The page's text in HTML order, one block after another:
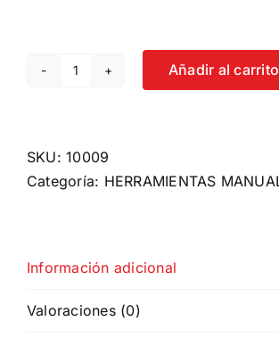
PUNTA
DOCE
CANTOS
Añadir al carrito
SKU:10009
Categoría: HERRAMIENTAS
Información adicional
Valoraciones (0)